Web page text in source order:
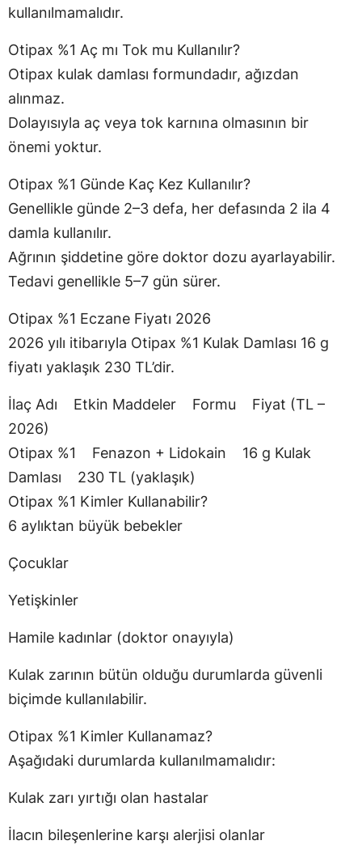
kullanılmamalıdır.
Otipax %1 Aç mı Tok mu Kullanılır?
Otipax kulak damlası formundadır, ağızdan
alınmaz.
Dolayısıyla aç veya tok karnına olmasının bir
önemi yoktur.
Otipax %1 Günde Kaç Kez Kullanılır?
Genellikle günde 2–3 defa, her defasında 2 ila 4
damla kullanılır.
Ağrının şiddetine göre doktor dozu ayarlayabilir.
Tedavi genellikle 5–7 gün sürer.
Otipax %1 Eczane Fiyatı 2026
2026 yılı itibarıyla Otipax %1 Kulak Damlası 16 g
fiyatı yaklaşık 230 TL’dir.
İlaç Adı Etkin Maddeler Formu Fiyat (TL –
2026)
Otipax %1 Fenazon + Lidokain 16 g Kulak
Damlası 230 TL (yaklaşık)
Otipax %1 Kimler Kullanabilir?
6 aylıktan büyük bebekler
Çocuklar
Yetişkinler
Hamile kadınlar (doktor onayıyla)
Kulak zarının bütün olduğu durumlarda güvenli
biçimde kullanılabilir.
Otipax %1 Kimler Kullanamaz?
Aşağıdaki durumlarda kullanılmamalıdır:
Kulak zarı yırtığı olan hastalar
İlacın bileşenlerine karşı alerjisi olanlar